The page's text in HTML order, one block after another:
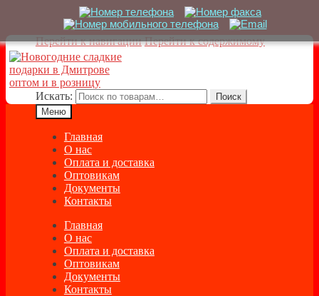
Перейти к навигации Перейти к содержимому
Искать:
Поиск
Меню
Главная
О нас
Оплата и доставка
Оптовикам
Документы
Контакты
Главная
О нас
Оплата и доставка
Оптовикам
Документы
Контакты